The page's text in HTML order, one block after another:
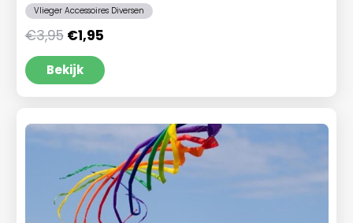
Vlieger Accessoires Diversen
€3,95 Oorspronkelijke
prijs
was:
€3,95.
€1,95Huidige
is:
Bekijk